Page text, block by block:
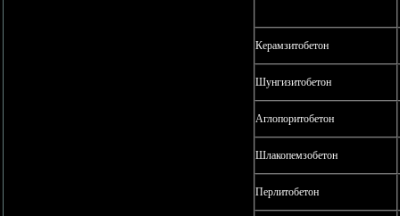
Керамзитобетон
Шунгизитобетон
Аглопоритобетон
Шлакопемзобетон
Перлитобетон